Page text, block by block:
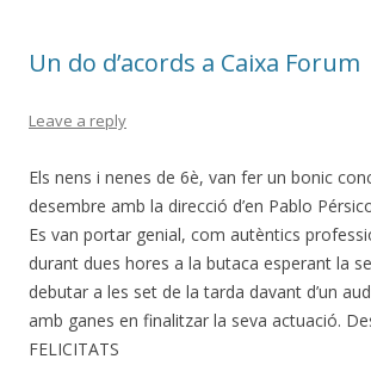
Un do d’acords a Caixa Forum
Leave a reply
Els nens i nenes de 6è, van fer un bonic
desembre amb la direcció d’en Pablo
Es van portar genial, com autèntics
durant dues hores a la butaca esperant la
debutar a les set de la tarda davant d’un
amb ganes en finalitzar la seva actuació.
FELICITATS